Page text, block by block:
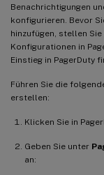
Benachrichtigungen
konfigurieren. Bevor
hinzufügen, stellen
Konfigurationen in
Einstieg in PagerDuty
Führen Sie die
erstellen:
Klicken Sie in
Geben Sie unter
an: